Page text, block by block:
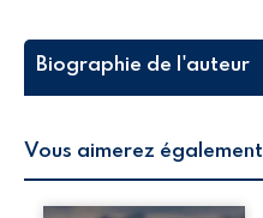
Biographie de l'auteur
Vous aimerez également